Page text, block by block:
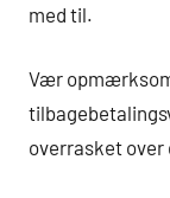
med til.
Vær
overrasket over